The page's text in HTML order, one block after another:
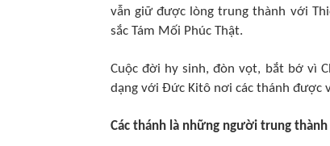
vẫn giữ được lòng trung thành với
sắc Tám Mối Phúc Thật.
Cuộc đời hy sinh, đòn vọt, bắt bớ vì
dạng với Đức Kitô nơi các thánh được
Các thánh là những người trung